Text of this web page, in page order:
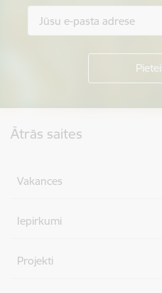
Ātrās saites
Vakances
Iepirkumi
Projekti